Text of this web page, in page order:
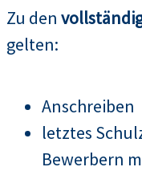
Zu den
gelten:
Anschreiben
letztes
Bewerbern